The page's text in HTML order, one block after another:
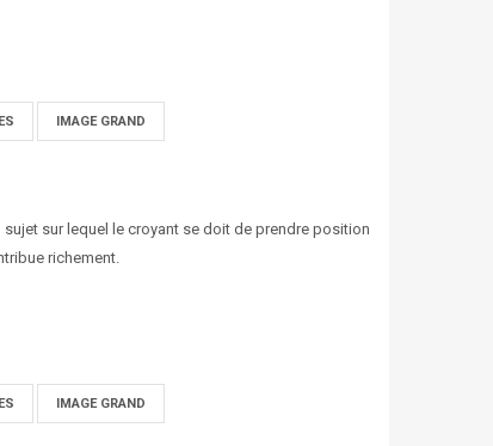
IMAGE GRAND
sur lequel le croyant se doit de prendre position
richement.
IMAGE GRAND